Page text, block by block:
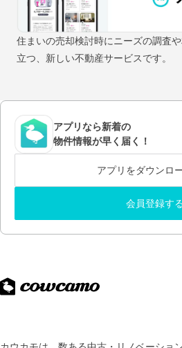
住まいの売却検討時にニーズの調査
立つ、新しい不動産サービスです。
アプリなら新着の
物件情報が早く届く！
アプリをダウンロ
会員登録す